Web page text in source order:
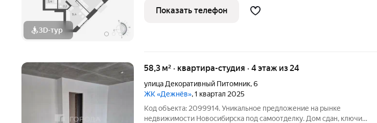
3D-тур
Домакорабли носами расходятся от центральной точки квартала,
образуя приватное
Показать телефон
58,3 м² · квартира-студия · 4 этаж из 24
улица Декоративный Питомник,6
ЖК «Дежнёв», 1 квартал 2025
Код объекта: 2099914. Уникальное предложение на рынке
недвижимости Новосибирска под самоотделку. Дом сдан, ключи